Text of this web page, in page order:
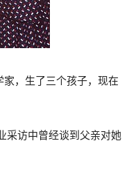
，生了三个孩子，现在
采访中曾经谈到父亲对她